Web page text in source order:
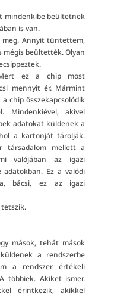
mindenkibe beültetnek
is van.
meg. Annyit tüntettem,
mégis beültették. Olyan
ez a chip most
mennyit ér. Mármint
chip összekapcsolódik
Mindenkiével, akivel
adatokat küldenek a
a kartonját tárolják.
társadalom mellett a
valójában az igazi
adatokban. Ez a valódi
bácsi, ez az igazi
tetszik.
mások, tehát mások
a rendszerbe
a rendszer értékeli
többiek. Akiket ismer.
érintkezik, akikkel